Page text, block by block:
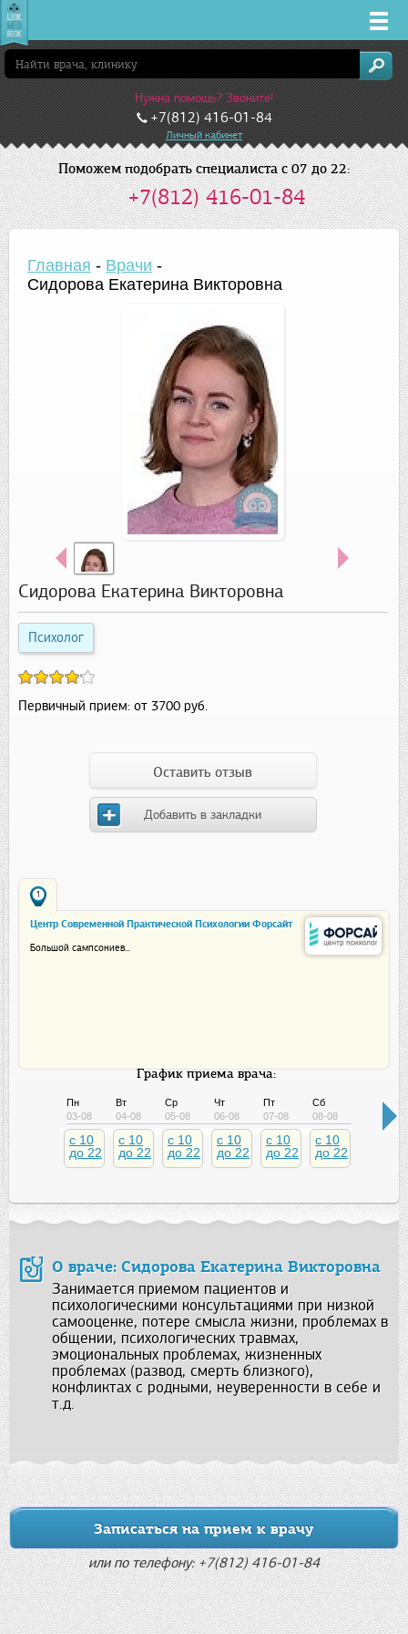
Врачи
Клиники
Заболевания
Лекарства
Акции
Нужна помощь? Звоните!
+7(812) 416-01-84
Личный кабинет
Поможем подобрать специалиста с 07 до 22:
+7(812) 416-01-84
Главная - Врачи -
Сидорова Екатерина Викторовна
Сидорова Екатерина Викторовна
Психолог
Первичный прием: от 3700 руб.
Оставить отзыв
Добавить в закладки
1
Центр Современной Практической Психологии Форсайт
Большой сампсониев...
График приема врача:
Пн
03-08
c 10
до 22
Вт
04-08
c 10
до 22
Ср
05-08
c 10
до 22
Чт
06-08
c 10
до 22
Пт
07-08
c 10
до 22
Сб
08-08
c 10
до 22
О враче: Сидорова Екатерина Викторовна
Занимается приемом пациентов и
психологическими консультациями при низкой
самооценке, потере смысла жизни, проблемах в
общении, психологических травмах,
эмоциональных проблемах, жизненных
проблемах (развод, смерть близкого),
конфликтах с родными, неуверенности в себе и
т.д.
Записаться на прием к врачу
или по телефону: +7(812) 416-01-84